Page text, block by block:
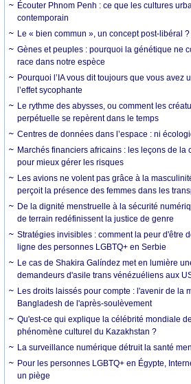
Écouter Phnom Penh : ce que les cultures
contemporain
Le « bien commun », un concept post-libéral ?
Gènes et peuples : pourquoi la génétique ne
race dans notre espèce
Pourquoi l’IA vous dit toujours que vous avez
l’effet sycophante
Le rythme des abysses, ou comment les
perpétuelle se repèrent dans le temps
Centres de données dans l’espace : ni
Marchés financiers africains : les leçons de la
pour mieux gérer les risques
Les avions ne volent pas grâce à la
perçoit la présence des femmes dans les
De la dignité menstruelle à la sécurité
de terrain redéfinissent la justice de genre
Stratégies invisibles : comment la peur d'être
ligne des personnes LGBTQ+ en Serbie
Le cas de Shakira Galíndez met en lumière
demandeurs d'asile trans vénézuéliens aux
Les droits laissés pour compte : l'avenir de la
Bangladesh de l'après-soulèvement
Qu'est-ce qui explique la célébrité mondiale
phénomène culturel du Kazakhstan ?
La surveillance numérique détruit la santé
Pour les personnes LGBTQ+ en Égypte,
un piège